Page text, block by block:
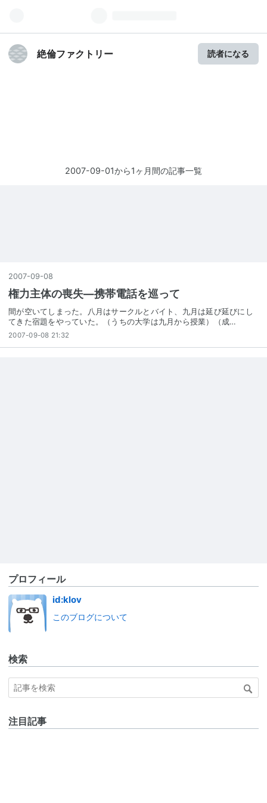
絶倫ファクトリー 読者になる
2007-09-01から1ヶ月間の記事一覧
2007-09-08
権力主体の喪失―携帯電話を巡って
間が空いてしまった。八月はサークルとバイト、九月は延び延びにし
てきた宿題をやっていた。（うちの大学は九月から授業）（成…
2007-09-08 21:32
プロフィール
id:klov
このブログについて
検索
注目記事